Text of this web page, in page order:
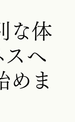
な体
へ
めま